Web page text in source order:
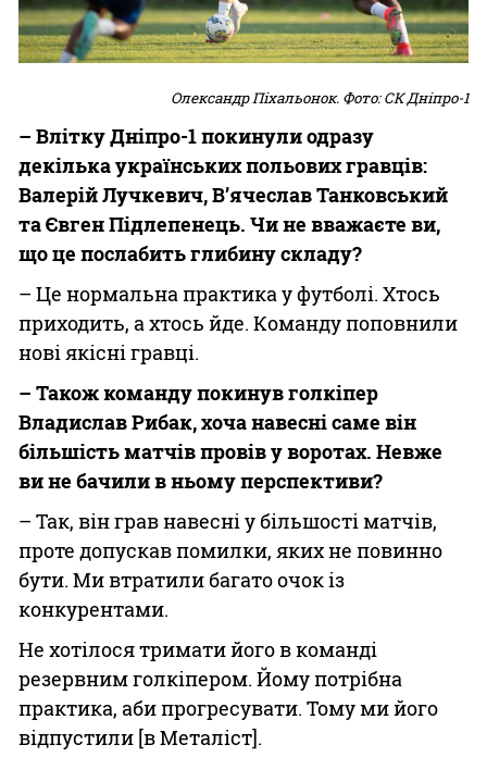
Олександр Піхальонок. Фото: СК Дніпро-1
– Влітку Дніпро-1 покинули одразу
декілька українських польових гравців:
Валерій Лучкевич, В’ячеслав Танковський
та Євген Підлепенець. Чи не вважаєте ви,
що це послабить глибину складу?
– Це нормальна практика у футболі. Хтось
приходить, а хтось йде. Команду поповнили
нові якісні гравці.
– Також команду покинув голкіпер
Владислав Рибак, хоча навесні саме він
більшість матчів провів у воротах. Невже
ви не бачили в ньому перспективи?
– Так, він грав навесні у більшості матчів,
проте допускав помилки, яких не повинно
бути. Ми втратили багато очок із
конкурентами.
Не хотілося тримати його в команді
резервним голкіпером. Йому потрібна
практика, аби прогресувати. Тому ми його
відпустили [в Металіст].